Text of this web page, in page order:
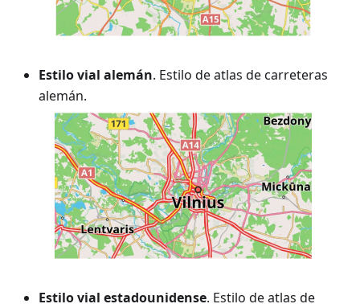
Estilo vial alemán. Estilo de atlas de carreteras
alemán.
Estilo vial estadounidense. Estilo de atlas de